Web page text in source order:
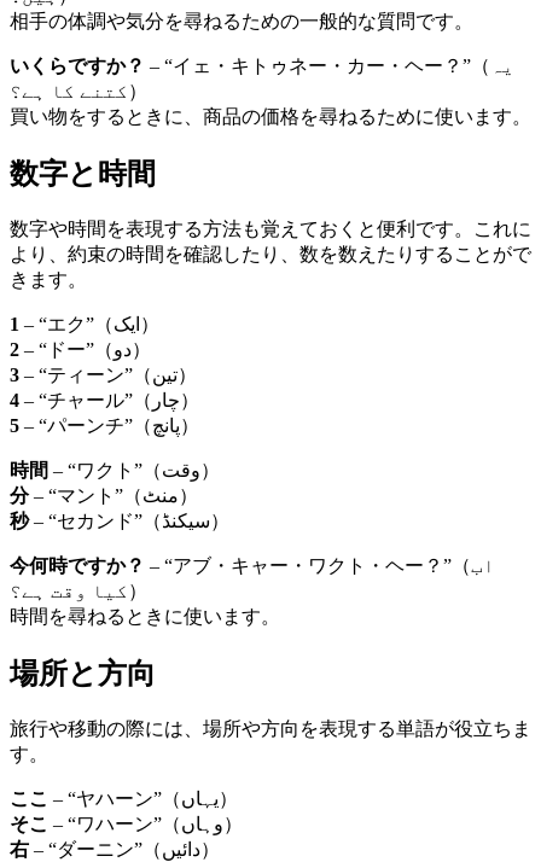
相手の体調や気分を尋ねるための一般的な質問です。
いくらですか？ – “イェ・キトゥネー・カー・ヘー？”（یہ
کتنے کا ہے؟）
買い物をするときに、商品の価格を尋ねるために使います。
数字と時間
数字や時間を表現する方法も覚えておくと便利です。これに
より、約束の時間を確認したり、数を数えたりすることがで
きます。
1
– “エク”（ایک）
2
– “ドー”（دو）
3
– “ティーン”（تین）
4
– “チャール”（چار）
5
– “パーンチ”（پانچ）
時間
– “ワクト”（وقت）
分
– “マント”（منٹ）
秒
– “セカンド”（سیکنڈ）
今何時ですか？ – “アブ・キャー・ワクト・ヘー？”（اب
کیا وقت ہے؟）
時間を尋ねるときに使います。
場所と方向
旅行や移動の際には、場所や方向を表現する単語が役立ちま
す。
ここ
– “ヤハーン”（یہاں）
そこ
– “ワハーン”（وہاں）
右
– “ダーニン”（دائیں）